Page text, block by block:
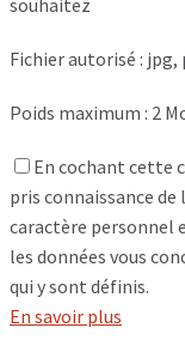
souhaitez
Fichier autorisé : jpg,
Poids maximum : 2
En cochant cette
pris connaissance
caractère personnel
les données vous
qui y sont définis.
En savoir plus